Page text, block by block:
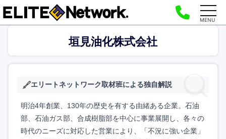
MENU
垣見油化株式会社
エリートネットワーク取材班による独自解説
明治4年創業、130年の歴史を有する由緒ある企業。石油
部、石油ガス部、合成樹脂部を中心に事業展開し、各々の
時代のニーズに対応した営業により、「不況に強い企業」